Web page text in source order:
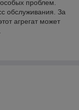
проблем.
обслуживания. За
агрегат может